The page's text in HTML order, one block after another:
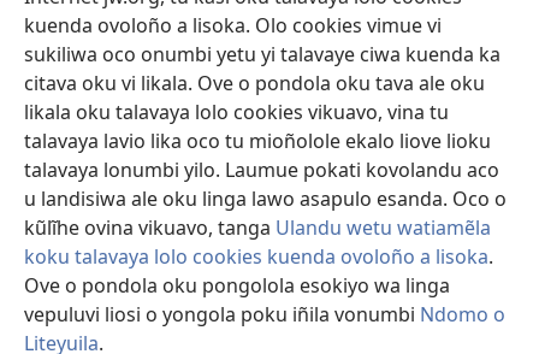
kuenda ovoloño a lisoka. Olo cookies vimue vi
sukiliwa oco onumbi yetu yi talavaye ciwa kuenda ka
citava oku vi likala. Ove o pondola oku tava ale oku
likala oku talavaya lolo cookies vikuavo, vina tu
talavaya lavio lika oco tu mioñolole ekalo liove lioku
talavaya lonumbi yilo. Laumue pokati kovolandu aco
u landisiwa ale oku linga lawo asapulo esanda. Oco o
kũlĩhe ovina vikuavo, tanga Ulandu wetu watiamẽla
koku talavaya lolo cookies kuenda ovoloño a lisoka.
Ove o pondola oku pongolola esokiyo wa linga
vepuluvi liosi o yongola poku iñila vonumbi Ndomo o
Liteyuila.
Ekuatiso
Olombanjaile
(yikula
onjanela
yokaliye)OCISELEKO CALIVULU VO INTERNET Colombangi Via
Yehova™
(yikula
onjanela
yokaliye)JW Hub
(yikula
onjanela
yokaliye)
OJW Library